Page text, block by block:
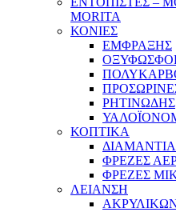
MORITA
ΚΟΝΙΕΣ
ΕΜΦΡΑΞΗΣ
ΡΗΤΙΝΩΔΗΣ
ΚΟΠΤΙΚΑ
ΦΡΕΖΕΣ
ΦΡΕΖΕΣ
ΛΕΙΑΝΣΗ